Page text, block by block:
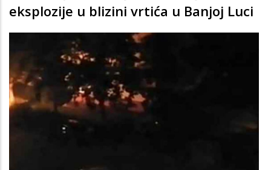
eksplozije u blizini vrtića u Banjoj Luci